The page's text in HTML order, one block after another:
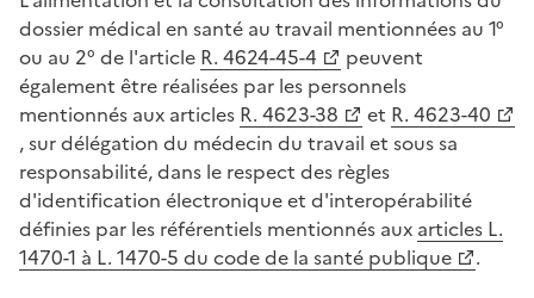
dossier médical en santé au travail mentionnées au 1°
ou au 2° de l'article R. 4624-45-4
peuvent
également être réalisées par les personnels
mentionnés aux articles R. 4623-38 et R. 4623-40
, sur délégation du médecin du travail et sous sa
responsabilité, dans le respect des règles
d'identification électronique et d'interopérabilité
définies par les référentiels mentionnés aux articles L.
1470-1 à L. 1470-5 du code de la santé publique
.